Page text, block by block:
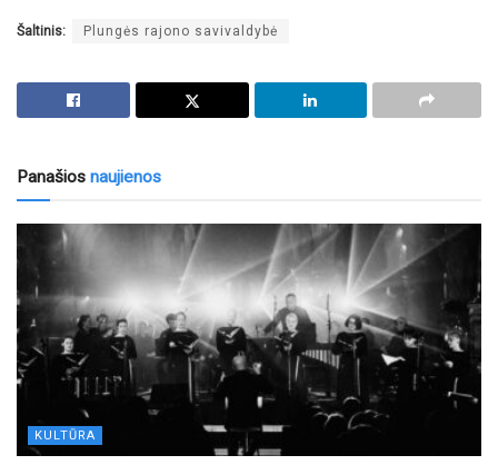
Šaltinis: Plungės rajono savivaldybė
Panašios naujienos
KULTŪRA